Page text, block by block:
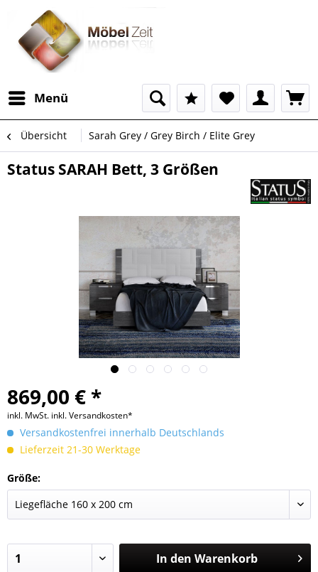
Menü
Übersicht Sarah Grey / Grey Birch / Elite Grey
Status SARAH Bett, 3 Größen
869,00 € *
inkl. MwSt. inkl. Versandkosten*
Versandkostenfrei innerhalb Deutschlands
Lieferzeit 21-30 Werktage
Größe:
In den Warenkorb